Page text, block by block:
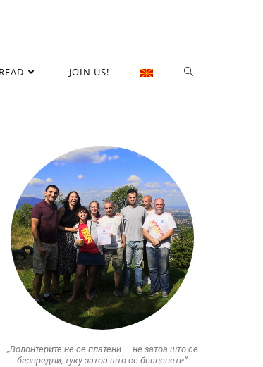
READ JOIN US!
„Волонтерите не се платени — не затоа што се
безвредни, туку затоа што се бесценети“